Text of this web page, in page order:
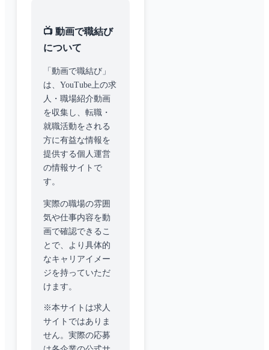
📺 動画で職結び
について
「動画で職結び」
は、YouTube上の求
人・職場紹介動画
を収集し、転職・
就職活動をされる
方に有益な情報を
提供する個人運営
の情報サイトで
す。
実際の職場の雰囲
気や仕事内容を動
画で確認できるこ
とで、より具体的
なキャリアイメー
ジを持っていただ
けます。
※本サイトは求人
サイトではありま
せん。実際の応募